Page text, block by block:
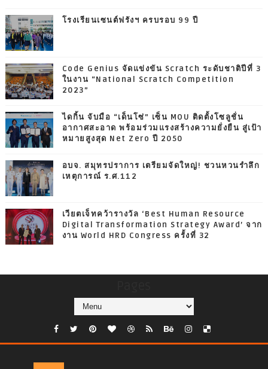
โรงเรียนเซนต์ฟรังฯ ครบรอบ 99 ปี
Code Genius จัดแข่งขัน Scratch ระดับชาติปีที่ 3
ในงาน “National Scratch Competition
2023”
ไดกิ้น จับมือ “เด็นโซ่” เซ็น MOU ติดตั้งโซลูชั่น
อากาศสะอาด พร้อมร่วมแรงสร้างความยั่งยืน สู่เป้า
หมายสูงสุด Net Zero ปี 2050
อบจ. สมุทรปราการ เตรียมจัดใหญ่! ชวนหวนรำลึก
เหตุการณ์ ร.ศ.112
เวียตเจ็ทคว้ารางวัล ‘Best Human Resource
Digital Transformation Strategy Award’ จาก
งาน World HRD Congress ครั้งที่ 32